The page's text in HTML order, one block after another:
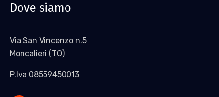
Dove siamo
Via San Vincenzo n.5
Moncalieri (TO)
P.Iva 08559450013